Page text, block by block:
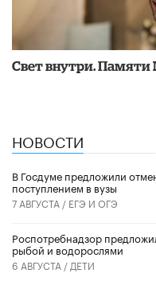
​Свет внутри.
НОВОСТИ
В Госдуме предложили
поступлением в вузы
7 АВГУСТА / ЕГЭ И ОГЭ
Роспотребнадзор
рыбой и водорослями
6 АВГУСТА / ДЕТИ